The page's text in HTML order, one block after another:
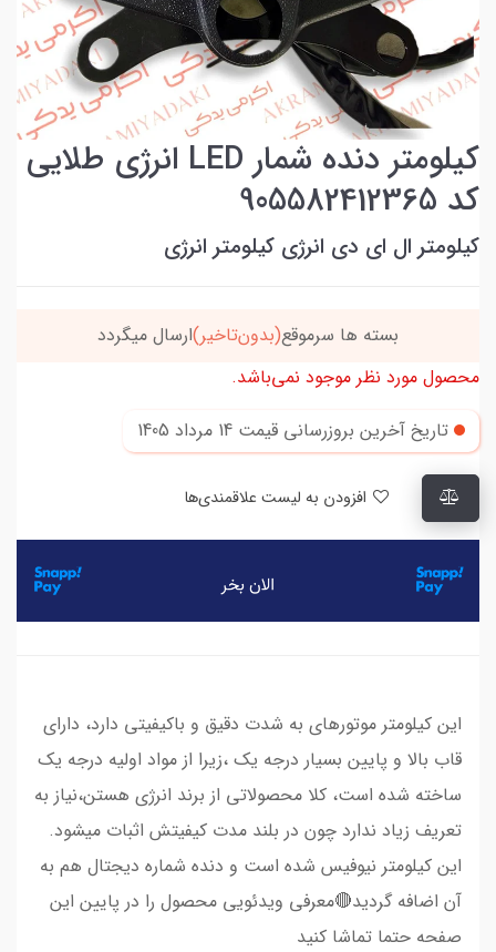
کیلومتر دنده شمار LED انرژی طلایی
کد 905582412365
کیلومتر ال ای دی انرژی کیلومتر انرژی
بسته ها سرموقع(بدون‌تاخیر)ارسال میگردد
محصول مورد نظر موجود نمی‌باشد.
تاریخ آخرین بروزرسانی قیمت 14 مرداد 1405
​​​​این کیلومتر موتورهای به شدت دقیق و باکیفیتی دارد، دارای
قاب بالا و پایین بسیار درجه یک ،زیرا از مواد اولیه درجه یک
ساخته شده است، کلا محصولاتی از برند انرژی هستن،نیاز به
تعریف زیاد ندارد چون در بلند مدت کیفیتش اثبات میشود.
این کیلومتر نیوفیس شده است و دنده شماره دیجتال هم به
آن اضافه گردید🔴معرفی ویدئویی محصول را در پایین این
صفحه حتما تماشا کنید